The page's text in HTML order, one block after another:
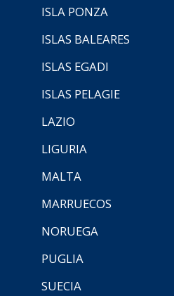
ISLA PONZA
ISLAS BALEARES
ISLAS EGADI
ISLAS PELAGIE
LAZIO
LIGURIA
MALTA
MARRUECOS
NORUEGA
PUGLIA
SUECIA